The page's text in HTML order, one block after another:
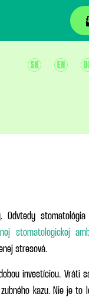
stomatológia
stomatologickej
stresová.
investíciou. Vráti
kazu. Nie je to